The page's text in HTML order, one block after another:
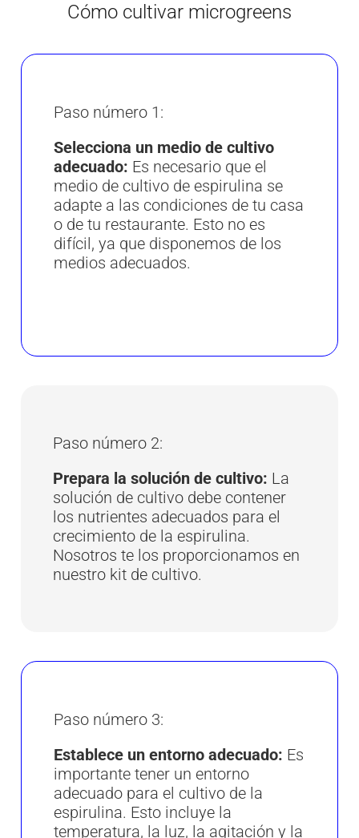
Cómo cultivar microgreens
Paso número 1:
Selecciona un medio de cultivo
adecuado: Es necesario que el
medio de cultivo de espirulina se
adapte a las condiciones de tu casa
o de tu restaurante. Esto no es
difícil, ya que disponemos de los
medios adecuados.
Paso número 2:
Prepara la solución de cultivo: La
solución de cultivo debe contener
los nutrientes adecuados para el
crecimiento de la espirulina.
Nosotros te los proporcionamos en
nuestro kit de cultivo.
Paso número 3:
Establece un entorno adecuado: Es
importante tener un entorno
adecuado para el cultivo de la
espirulina. Esto incluye la
temperatura, la luz, la agitación y la